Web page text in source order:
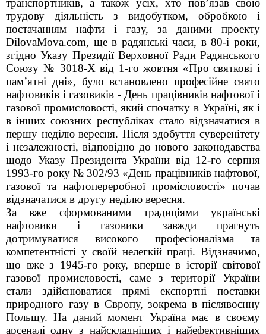
транспортників, а також усіх, хто пов’язав свою
трудову діяльність з видобутком, обробкою і
постачанням нафти і газу, за даними проекту
DilovaMova.com, ще в радянські часи, в 80-і роки,
згідно Указу Президії Верховної Ради Радянського
Союзу № 3018-Х від 1-го жовтня «Про святкові і
пам’ятні дні», було встановлено професійне свято
нафтовиків і газовиків - День працівників нафтової і
газової промисловості, який спочатку в Україні, як і
в інших союзних республіках стало відзначатися в
першу неділю вересня. Після здобуття суверенітету
і незалежності, відповідно до нового законодавства
щодо Указу Президента України від 12-го серпня
1993-го року № 302/93 «День працівників нафтової,
газової та нафтопереробної промісловості» почав
відзначатися в другу неділю вересня.
За вже сформованими традиціями українські
нафтовики і газовики завжди прагнуть
дотримуватися високого професіоналізма та
компетентністі у своїй нелегкій праці. Відзначимо,
що вже з 1945-го року, вперше в історії світової
газової промисловості, саме з території України
стали здійснюватися прямі експортні поставки
природного газу в Європу, зокрема в післявоєнну
Польщу. На даний момент Україна має в своєму
арсеналі одну з найскладніших і найефективніших